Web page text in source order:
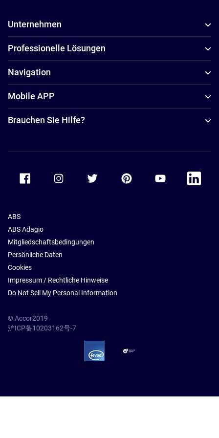
Unternehmen
Professionelle Lösungen
Navigation
Mobile APP
Brauchen Sie Hilfe?
Accor Facebook Accor TwitterAccor PinterestAccor Youtube
Accor
ABS
ABS Adagio
Mitgliedschaftsbedingungen
Persönliche Daten
Cookies
Impressum / Rechtliche Hinweise
Do Not Sell My Personal Information
© Accor2019
沪ICP备10203162号-7